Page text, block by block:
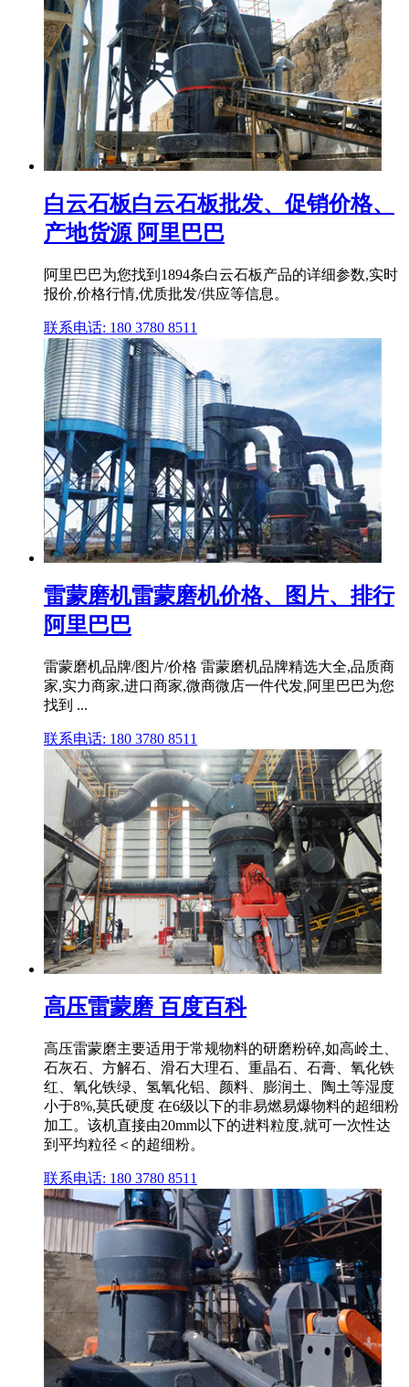
白云石板白云石板批发、促销价格、
产地货源 阿里巴巴
阿里巴巴为您找到1894条白云石板产品的详细参数,实时
报价,价格行情,优质批发/供应等信息。
联系电话: 180 3780 8511
雷蒙磨机雷蒙磨机价格、图片、排行
阿里巴巴
雷蒙磨机品牌/图片/价格 雷蒙磨机品牌精选大全,品质商
家,实力商家,进口商家,微商微店一件代发,阿里巴巴为您
找到 ...
联系电话: 180 3780 8511
高压雷蒙磨 百度百科
高压雷蒙磨主要适用于常规物料的研磨粉碎,如高岭土、
石灰石、方解石、滑石大理石、重晶石、石膏、氧化铁
红、氧化铁绿、氢氧化铝、颜料、膨润土、陶土等湿度
小于8%,莫氏硬度 在6级以下的非易燃易爆物料的超细粉
加工。该机直接由20mm以下的进料粒度,就可一次性达
到平均粒径＜的超细粉。
联系电话: 180 3780 8511